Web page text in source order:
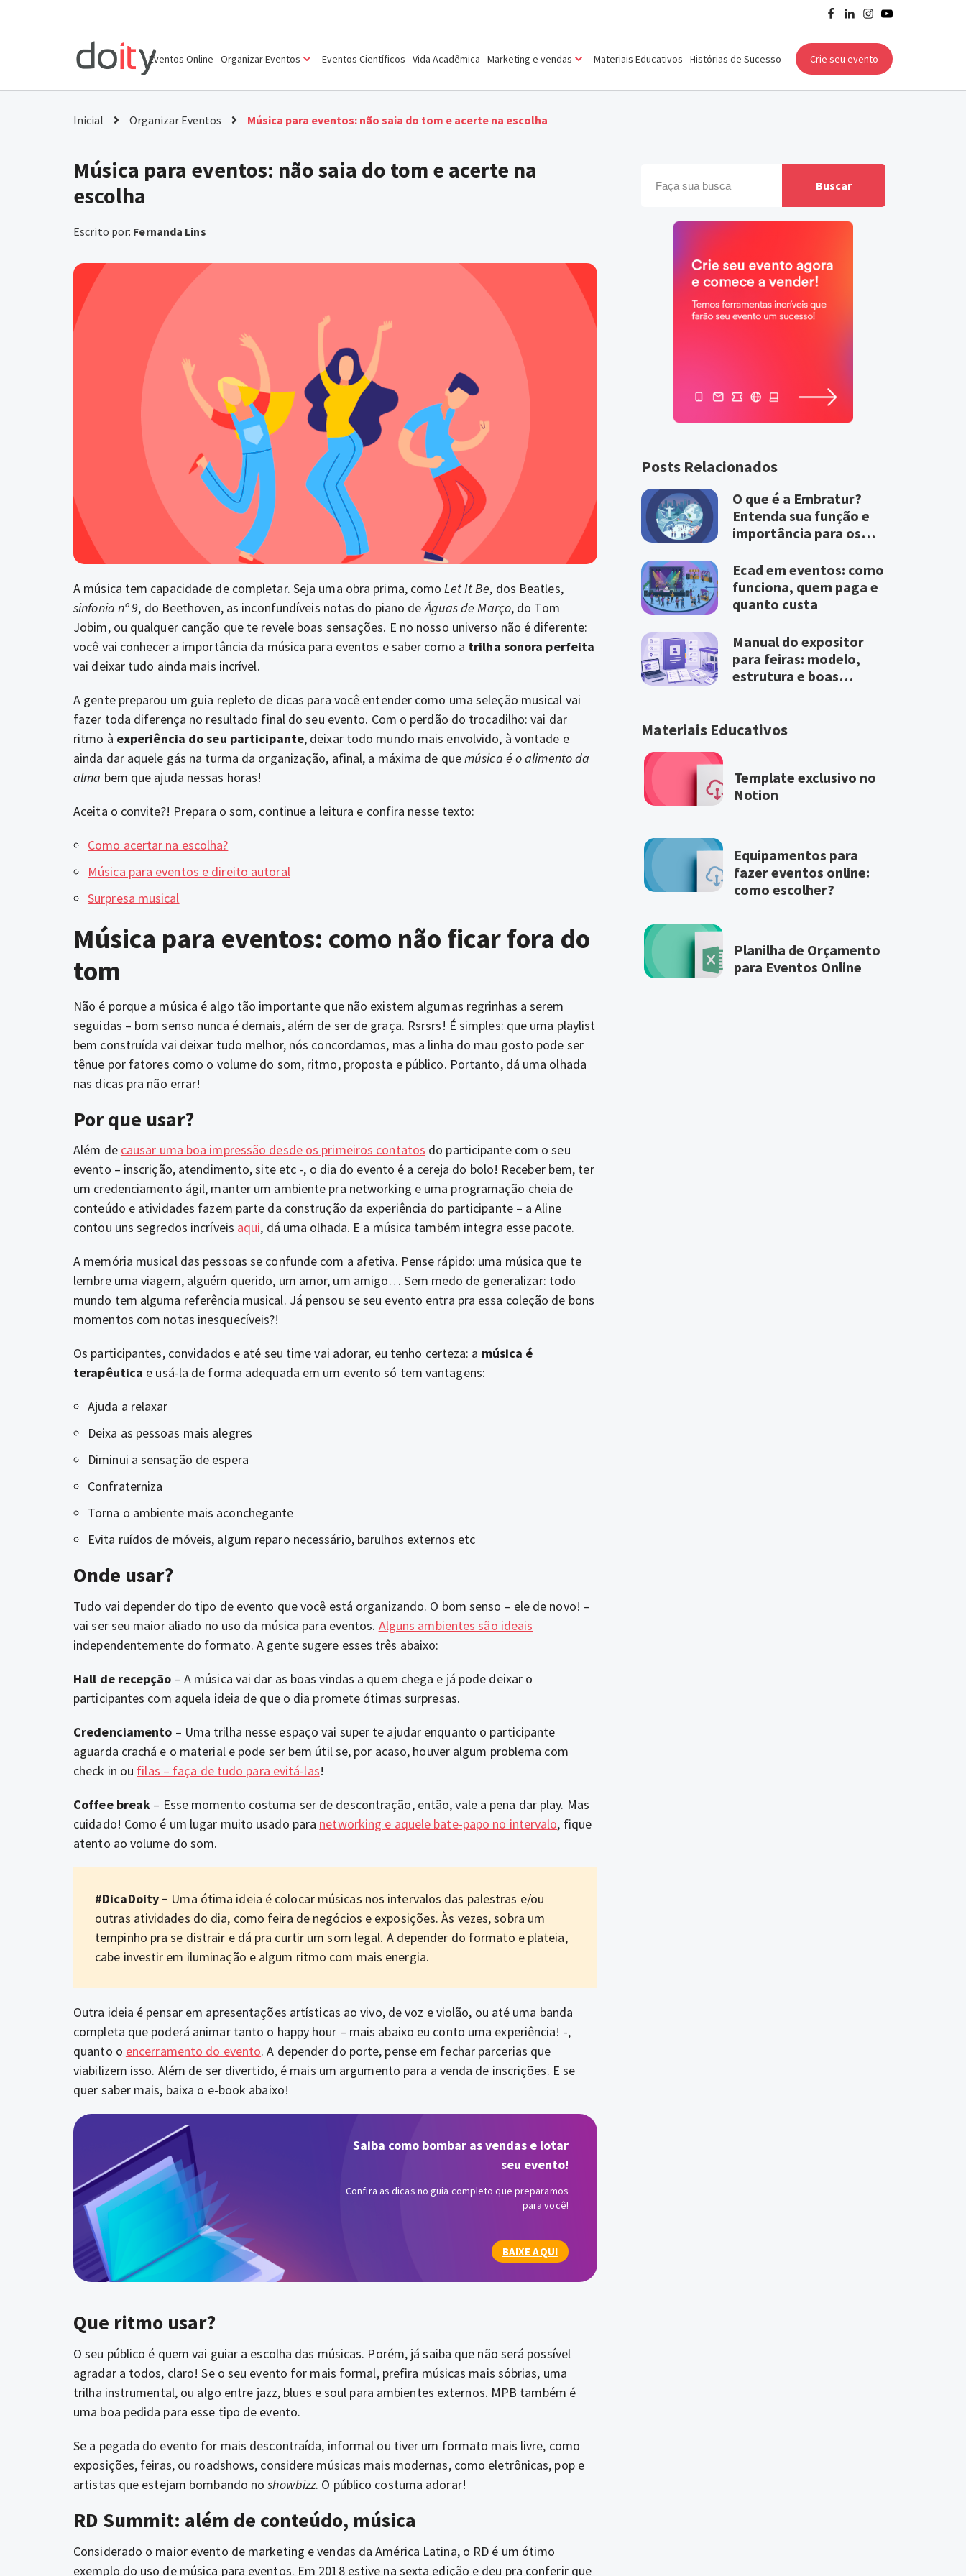
Eventos Online Organizar Eventos Eventos Científicos Vida Acadêmica Marketing e vendas Materiais Educativos Histórias de Sucesso Crie seu evento
Inicial Organizar Eventos Música para eventos: não saia do tom e acerte na escolha
Música para eventos: não saia do tom e acerte na
escolha
A música tem capacidade de completar. Seja uma obra prima, comoLet It Be, dos Beatles,
sinfonia nº 9, do Beethoven, as inconfundíveis notas do piano deÁguas de Março, do Tom
Jobim, ou qualquer canção que te revele boas sensações. E no nosso universo não é diferente:
você vai conhecer a importância da música para eventos e saber como a trilha sonora perfeita
vai deixar tudo ainda mais incrível.
A gente preparou um guia repleto de dicas para você entender como uma seleção musical vai
fazer toda diferença no resultado final do seu evento. Com o perdão do trocadilho: vai dar
ritmo à experiência do seu participante, deixar todo mundo mais envolvido, à vontade e
ainda dar aquele gás na turma da organização, afinal, a máxima de quemúsica é o alimento da
alma bem que ajuda nessas horas!
Aceita o convite?! Prepara o som, continue a leitura e confira nesse texto:
Como acertar na escolha?
Música para eventos e direito autoral
Surpresa musical
Música para eventos: como não ficar fora do
tom
Não é porque a música é algo tão importante que não existem algumas regrinhas a serem
seguidas – bom senso nunca é demais, além de ser de graça. Rsrsrs! É simples: que uma playlist
bem construída vai deixar tudo melhor, nós concordamos, mas a linha do mau gosto pode ser
tênue por fatores como o volume do som, ritmo, proposta e público. Portanto, dá uma olhada
nas dicas pra não errar!
Por que usar?
Além de causar uma boa impressão desde os primeiros contatos do participante com o seu
evento – inscrição, atendimento, site etc -, o dia do evento é a cereja do bolo! Receber bem, ter
um credenciamento ágil, manter um ambiente pra networking e uma programação cheia de
conteúdo e atividades fazem parte da construção da experiência do participante – a Aline
contou uns segredos incríveis aqui, dá uma olhada. E a música também integra esse pacote.
A memória musical das pessoas se confunde com a afetiva. Pense rápido: uma música que te
lembre uma viagem, alguém querido, um amor, um amigo… Sem medo de generalizar: todo
mundo tem alguma referência musical. Já pensou se seu evento entra pra essa coleção de bons
momentos com notas inesquecíveis?!
Os participantes, convidados e até seu time vai adorar, eu tenho certeza: a música é
terapêutica e usá-la de forma adequada em um evento só tem vantagens:
Ajuda a relaxar
Deixa as pessoas mais alegres
Diminui a sensação de espera
Confraterniza
Torna o ambiente mais aconchegante
Evita ruídos de móveis, algum reparo necessário, barulhos externos etc
Onde usar?
Tudo vai depender do tipo de evento que você está organizando. O bom senso – ele de novo! –
vai ser seu maior aliado no uso da música para eventos. Alguns ambientes são ideais
independentemente do formato. A gente sugere esses três abaixo:
Hall de recepção – A música vai dar as boas vindas a quem chega e já pode deixar o
participantes com aquela ideia de que o dia promete ótimas surpresas.
Credenciamento – Uma trilha nesse espaço vai super te ajudar enquanto o participante
aguarda crachá e o material e pode ser bem útil se, por acaso, houver algum problema com
check in ou filas – faça de tudo para evitá-las!
Coffee break – Esse momento costuma ser de descontração, então, vale a pena dar play. Mas
cuidado! Como é um lugar muito usado para networking e aquele bate-papo no intervalo, fique
atento ao volume do som.
#DicaDoity – Uma ótima ideia é colocar músicas nos intervalos das palestras e/ou
outras atividades do dia, como feira de negócios e exposições. Às vezes, sobra um
tempinho pra se distrair e dá pra curtir um som legal. A depender do formato e plateia,
cabe investir em iluminação e algum ritmo com mais energia.
Outra ideia é pensar em apresentações artísticas ao vivo, de voz e violão, ou até uma banda
completa que poderá animar tanto o happy hour – mais abaixo eu conto uma experiência! -,
quanto o encerramento do evento. A depender do porte, pense em fechar parcerias que
viabilizem isso. Além de ser divertido, é mais um argumento para a venda de inscrições. E se
quer saber mais, baixa o e-book abaixo!
Saiba como bombar as vendas e lotar
seu evento!
Confira as dicas no guia completo que preparamos
para você!
BAIXE AQUI
Que ritmo usar?
O seu público é quem vai guiar a escolha das músicas. Porém, já saiba que não será possível
agradar a todos, claro! Se o seu evento for mais formal, prefira músicas mais sóbrias, uma
trilha instrumental, ou algo entre jazz, blues e soul para ambientes externos. MPB também é
uma boa pedida para esse tipo de evento.
Se a pegada do evento for mais descontraída, informal ou tiver um formato mais livre, como
exposições, feiras, ou roadshows, considere músicas mais modernas, como eletrônicas, pop e
artistas que estejam bombando noshowbizz. O público costuma adorar!
RD Summit: além de conteúdo, música
Considerado o maior evento de marketing e vendas da América Latina, o RD é um ótimo
exemplo do uso de música para eventos. Em 2018 estive na sexta edição e deu pra conferir que
Buscar
Posts Relacionados
O que é a Embratur?
Entenda sua função e
importância para os
Ecad em eventos: como
funciona, quem paga e
quanto custa
Manual do expositor
para feiras: modelo,
estrutura e boas
Materiais Educativos
Template exclusivo no
Notion
Equipamentos para
fazer eventos online:
como escolher?
Planilha de Orçamento
para Eventos Online